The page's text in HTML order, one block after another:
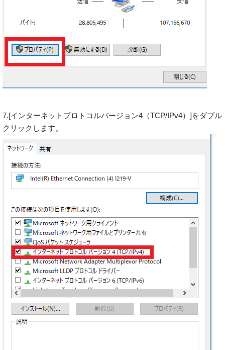
7.[インターネットプロトコルバージョン4（TCP/IPv4）]をダブル
クリックします。